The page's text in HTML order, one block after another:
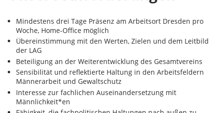
Mindestens drei Tage Präsenz am Arbeitsort Dresden pro
Woche, Home-Office möglich
Übereinstimmung mit den Werten, Zielen und dem Leitbild
der LAG
Beteiligung an der Weiterentwicklung des Gesamtvereins
Sensibilität und reflektierte Haltung in den Arbeitsfeldern
Männerarbeit und Gewaltschutz
Interesse zur fachlichen Auseinandersetzung mit
Männlichkeit*en